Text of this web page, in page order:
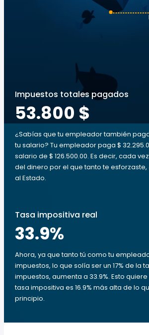
Impuestos totales pagados
53.800 $
¿Sabías que tu empleador también
tu salario? Tu empleador paga $
salario de $ 126.500.00. Es decir, cada
del dinero por el que tanto te esforzaste,
al Estado.
Tasa impositiva real
33.9%
Ahora, ya que tanto tú como tu
impuestos, lo que solía ser un 17% de la
impuestos, aumenta a 33.9%. Esto
tasa impositiva es 16.9% más alta de lo
principio.